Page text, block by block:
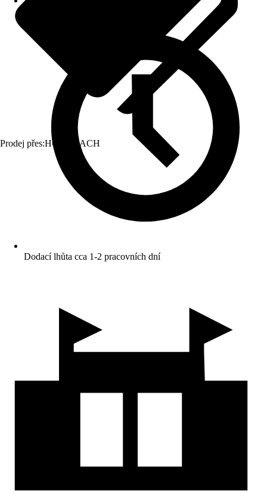
Prodej přes:HORNBACH
Dodací lhůta cca 1-2 pracovních dní